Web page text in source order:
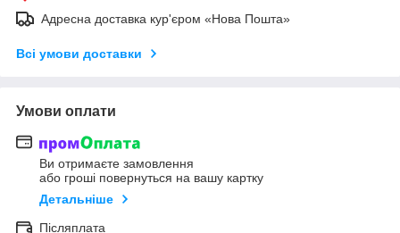
Адресна доставка кур'єром «Нова Пошта»
Всі умови доставки
Умови оплати
Ви отримаєте замовлення
або гроші повернуться на вашу картку
Детальніше
Післяплата